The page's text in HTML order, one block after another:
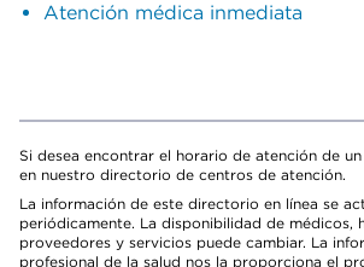
Atención médica inmediata
Si desea encontrar el horario de atención de
en nuestro directorio de centros de atención.
La información de este directorio en línea se
periódicamente. La disponibilidad de médicos,
proveedores y servicios puede cambiar. La
profesional de la salud nos la proporciona el